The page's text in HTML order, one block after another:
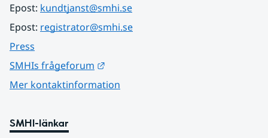
Epost: kundtjanst@smhi.se
Epost: registrator@smhi.se
Press
SMHIs frågeforum
Mer kontaktinformation
SMHI-länkar